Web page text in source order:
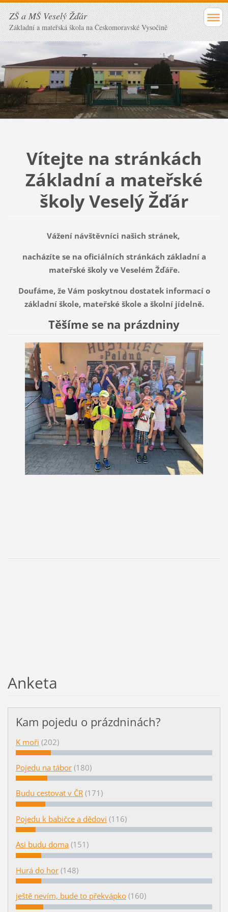
ZŠ a MŠ Veselý Žďár
Základní a mateřská škola na Českomoravské Vysočině
Vítejte na stránkách
Základní a mateřské
školy Veselý Žďár
Vážení návštěvníci našich stránek,
nacházíte se na oficiálních stránkách základní a
mateřské školy ve Veselém Žďáře.
Doufáme, že Vám poskytnou dostatek informací o
základní škole, mateřské škole a školní jídelně.
Těšíme se na prázdniny
Anketa
Kam pojedu o prázdninách?
K moři (202)
Pojedu na tábor (180)
Budu cestovat v ČR (171)
Pojedu k babičce a dědovi (116)
Asi budu doma (151)
Hurá do hor (148)
ještě nevím, bude to překvápko (160)